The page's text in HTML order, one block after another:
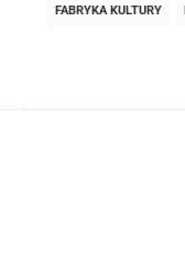
FABRYKA KULTURY